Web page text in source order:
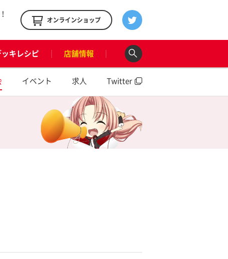
オンラインショップ
ッキレシピ 店舗情報
イベント 求人 Twitter